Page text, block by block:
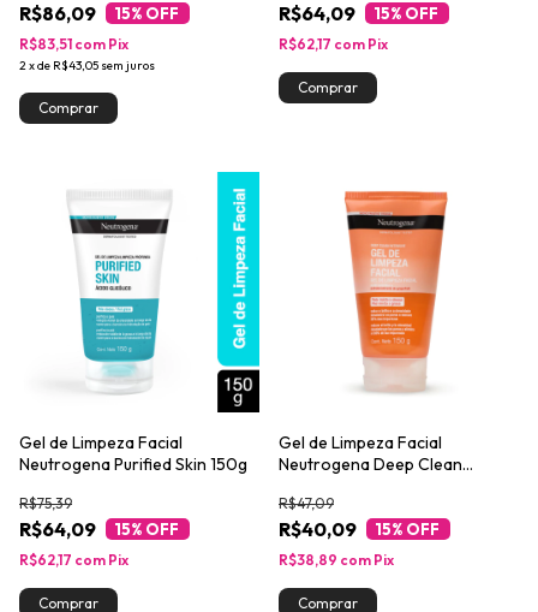
R$86,09 15% OFF
2xde R$43,05 sem juros
R$83,51 com Pix
R$64,09 15% OFF
R$62,17 com Pix
Gel de Limpeza Facial
Neutrogena Purified Skin 150g
R$64,09
R$75,39
15% OFF
R$62,17 com Pix
Gel de Limpeza Facial
Neutrogena Deep Clean
R$40,09
R$47,09
15% OFF
R$38,89 com Pix